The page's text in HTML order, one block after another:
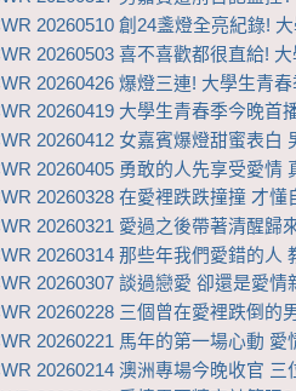
20260510 創24盞燈全亮紀錄!
20260503 喜不喜歡都很直給!
20260426 爆燈三連! 大學生青
20260419 大學生青春季今晚首
20260412 女嘉賓爆燈甜蜜表白
20260405 勇敢的人先享受愛情
20260328 在愛裡跌跌撞撞 才懂
20260321 愛過之後帶著清醒歸
20260314 那些年我們愛錯的人
20260307 談過戀愛 卻還是愛
20260228 三個曾在愛裡跌倒的
20260221 馬年的第一場心動
20260214 澳洲專場今晚收官